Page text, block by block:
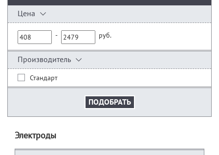
Цена
- руб.
Производитель
Стандарт
Электроды